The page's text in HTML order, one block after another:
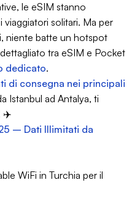
le eSIM stanno
solitari. Ma per
niente batte un hotspot
tra eSIM e Pocket
dedicato.
di consegna nei principali
Istanbul ad Antalya, ti
✈️
– Dati Illimitati da
WiFi in Turchia per il